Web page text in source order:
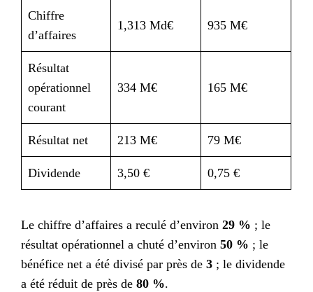
Chiffre
d’affaires
1,313 Md€ 935 M€
Résultat
opérationnel
courant
334 M€ 165 M€
Résultat net 213 M€ 79 M€
Dividende 3,50 € 0,75 €
Le chiffre d’affaires a reculé d’environ29 % ; le
résultat opérationnel a chuté d’environ50 % ; le
bénéfice net a été divisé par près de3 ; le dividende
a été réduit de près de80 %.